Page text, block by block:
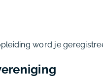
word je